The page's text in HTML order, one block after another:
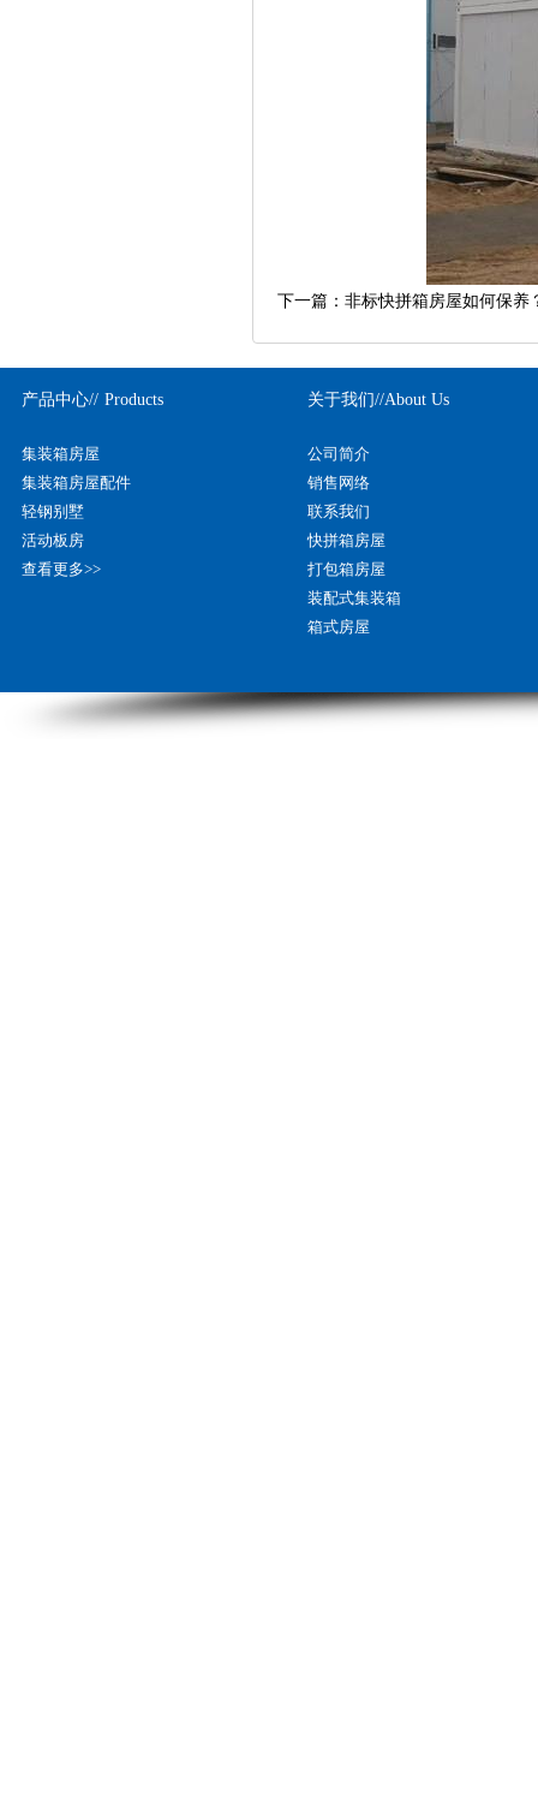
下一篇： 非标快拼箱房屋如何保养
产品中心// Products
集装箱房屋
集装箱房屋配件
轻钢别墅
活动板房
查看更多>>
关于我们//About Us
公司简介
销售网络
联系我们
快拼箱房屋
打包箱房屋
装配式集装箱
箱式房屋